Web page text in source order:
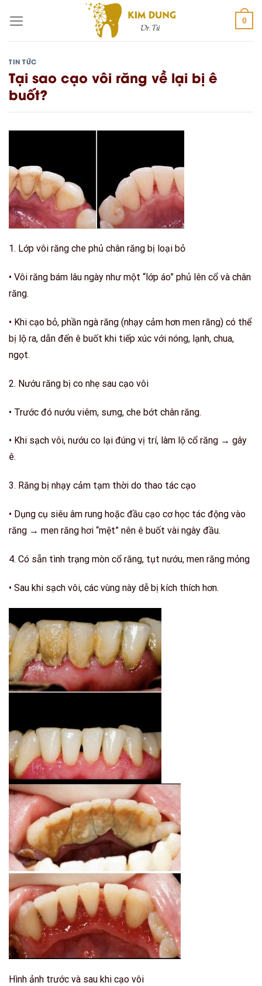
0
TIN TỨC
Tại sao cạo vôi răng về lại bị ê
buốt?
1. Lớp vôi răng che phủ chân răng bị loại bỏ
• Vôi răng bám lâu ngày như một “lớp áo” phủ lên cổ và chân
răng.
• Khi cạo bỏ, phần ngà răng (nhạy cảm hơn men răng) có thể
bị lộ ra, dẫn đến ê buốt khi tiếp xúc với nóng, lạnh, chua,
ngọt.
2. Nướu răng bị co nhẹ sau cạo vôi
• Trước đó nướu viêm, sưng, che bớt chân răng.
• Khi sạch vôi, nướu co lại đúng vị trí, làm lộ cổ răng → gây
ê.
3. Răng bị nhạy cảm tạm thời do thao tác cạo
• Dụng cụ siêu âm rung hoặc đầu cạo cơ học tác động vào
răng → men răng hơi “mệt” nên ê buốt vài ngày đầu.
4. Có sẵn tình trạng mòn cổ răng, tụt nướu, men răng mỏng
• Sau khi sạch vôi, các vùng này dễ bị kích thích hơn.
Hình ảnh trước và sau khi cạo vôi